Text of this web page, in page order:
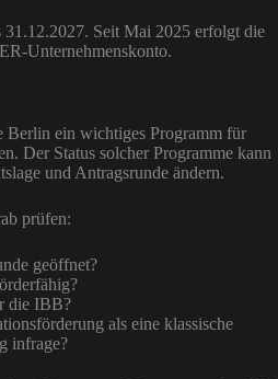
Seit Mai 2025 erfolgt die
Unternehmenskonto.
ein wichtiges Programm für
Der Status solcher Programme kann
und Antragsrunde ändern.
prüfen:
geöffnet?
die IBB?
als eine klassische
infrage?